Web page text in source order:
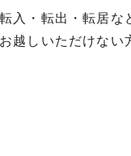
入・転出・転居
越しいただけな